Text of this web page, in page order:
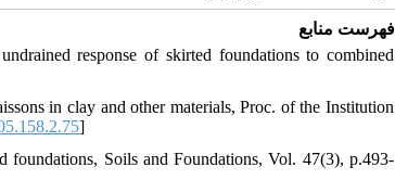
فهرست منابع
response of skirted foundations to combined
in clay and other materials, Proc. of the Institution
]
Soils and Foundations, Vol. 47(3), p.493-